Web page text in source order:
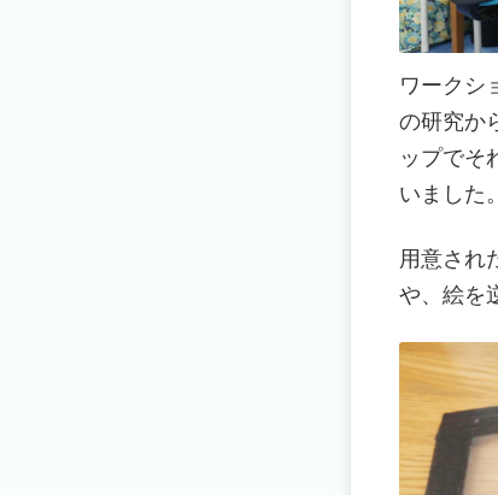
ワークシ
の研究か
ップでそ
いました。
用意され
や、絵を